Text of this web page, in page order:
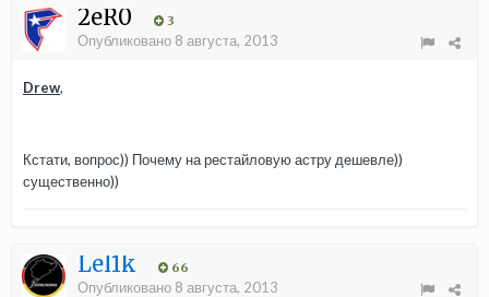
2eR0 3
Опубликовано 8 августа, 2013
Drew,
Кстати, вопрос)) Почему на рестайловую астру дешевле))
существенно))
Lel1k 66
Опубликовано 8 августа, 2013